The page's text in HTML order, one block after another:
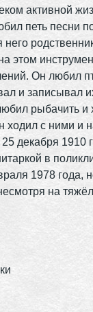
активной
петь песни
этом
Он любил
и записывал
рыбачить и
ходил с ними и
декабря 1910
в
1978 года,
на